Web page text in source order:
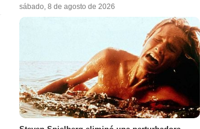
sábado, 8 de agosto de 2026